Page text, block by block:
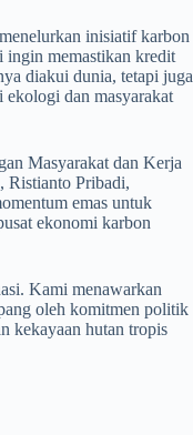
inisiatif karbon
ingin memastikan kredit
diakui dunia, tetapi juga
ekologi dan masyarakat
Masyarakat dan Kerja
Ristianto Pribadi,
emas untuk
ekonomi karbon
Kami menawarkan
oleh komitmen politik
kekayaan hutan tropis